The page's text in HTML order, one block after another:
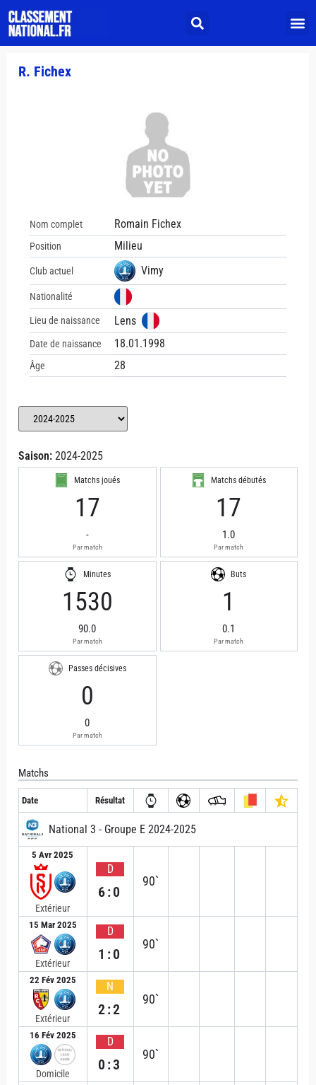
R. Fichex
Nom complet Romain Fichex
Position Milieu
Club actuel Vimy
Nationalité
Lieu de naissance Lens
Date de naissance 18.01.1998
Âge 28
Saison: 2024-2025
Matchs joués
17
-
Par match
Matchs débutés
17
1.0
Par match
Minutes
1530
90.0
Par match
Buts
1
0.1
Par match
Passes décisives
0
0
Par match
Matchs
Date Résultat
National 3 - Groupe E 2024-2025
5 Avr 2025
Extérieur
D
6:0
90`
15 Mar 2025
Extérieur
D
1:0
90`
22 Fév 2025
Extérieur
N
2:2
90`
16 Fév 2025
Domicile
D
0:3
90`